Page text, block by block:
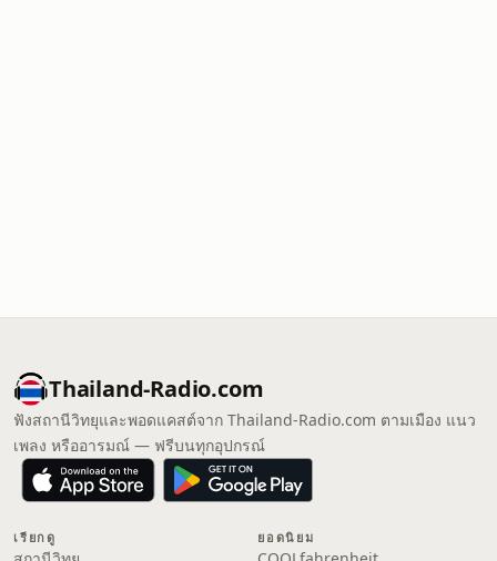
Thailand-Radio.com
ฟังสถานีวิทยุและพอดแคสต์จาก Thailand-Radio.com ตามเมือง แนว
เพลง หรืออารมณ์ — ฟรีบนทุกอุปกรณ์
เรียกดู ยอดนิยม